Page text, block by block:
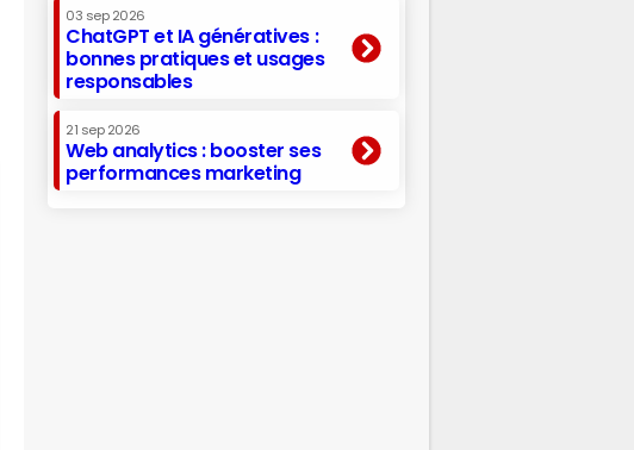
03 sep 2026
ChatGPT et IA génératives :
bonnes pratiques et usages
responsables
21 sep 2026
Web analytics : booster ses
performances marketing